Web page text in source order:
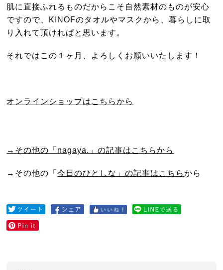
肌に直接ふれるものだからこそ自然素材のものが安心
ですので、KINOFのタオルやマスクから、暮らしに取
り入れて頂ければと思います。
それではこの１ヶ月、よろしくお願いいたします！
オンラインショップはこちらから
→その他の「nagaya.」の記事はこちらから
→その他の「今日のひとしな」の記事はこちらから